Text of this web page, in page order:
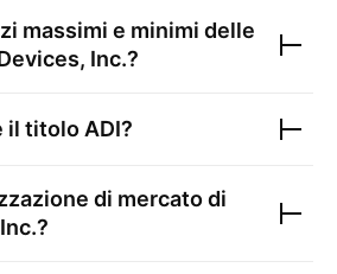
massimi e minimi delle
Inc.?
il titolo ADI?
di mercato di
?